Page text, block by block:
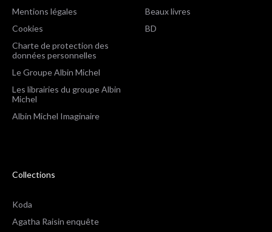
Mentions légales
Cookies
Charte de protection des
données personnelles
Le Groupe Albin Michel
Les librairies du groupe Albin
Michel
Albin Michel Imaginaire
Beaux livres
BD
Collections
Koda
Agatha Raisin enquête